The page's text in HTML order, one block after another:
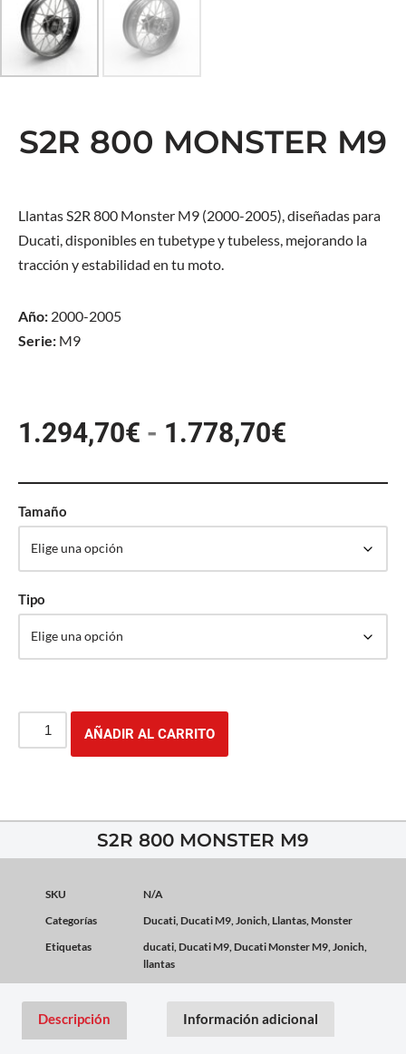
S2R 800 MONSTER M9
Llantas S2R 800 Monster M9 (2000-2005), diseñadas para
Ducati, disponibles en tubetype y tubeless, mejorando la
tracción y estabilidad en tu moto.
Año: 2000-2005
Serie: M9
1.294,70€ - 1.778,70€
Tamaño
Tipo
AÑADIR AL CARRITO
S2R 800 MONSTER M9
SKU
N/A
Categorías
Ducati, Ducati M9,Jonich, Llantas, Monster
Etiquetas
ducati, Ducati M9, Ducati Monster M9,Jonich,
llantas
Descripción Información adicional